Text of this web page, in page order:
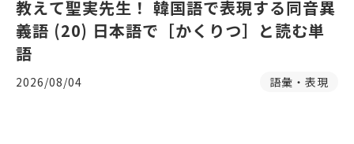
教えて聖実先生！ 韓国語で表現する同音異
義語 (20) 日本語で［かくりつ］と読む単
語
2026/08/04 語彙・表現